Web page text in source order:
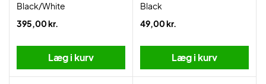
Black/White
395,00 kr.
Læg i kurv
Black
49,00 kr.
Læg i kurv